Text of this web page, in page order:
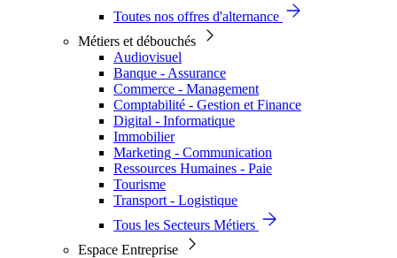
Toutes nos offres d'alternance
Métiers et débouchés
Audiovisuel
Banque - Assurance
Commerce - Management
Comptabilité - Gestion et Finance
Digital - Informatique
Immobilier
Marketing - Communication
Ressources Humaines - Paie
Tourisme
Transport - Logistique
Tous les Secteurs Métiers
Espace Entreprise